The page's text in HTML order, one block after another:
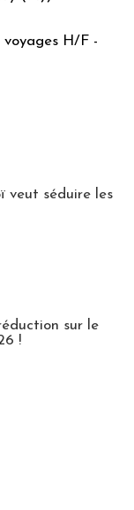
voyages H/F -
veut séduire les
sur le
!